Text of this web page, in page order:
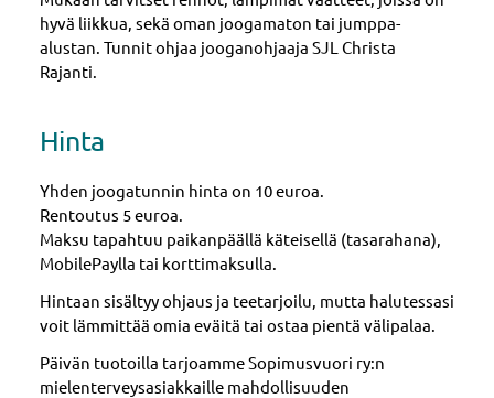
hyvä liikkua, sekä oman joogamaton tai jumppa-
alustan. Tunnit ohjaa jooganohjaaja SJL Christa
Rajanti.
Hinta
Yhden joogatunnin hinta on 10 euroa.
Rentoutus 5 euroa.
Maksu tapahtuu paikanpäällä käteisellä (tasarahana),
MobilePaylla tai korttimaksulla.
Hintaan sisältyy ohjaus ja teetarjoilu, mutta halutessasi
voit lämmittää omia eväitä tai ostaa pientä välipalaa.
Päivän tuotoilla tarjoamme Sopimusvuori ry:n
mielenterveysasiakkaille mahdollisuuden